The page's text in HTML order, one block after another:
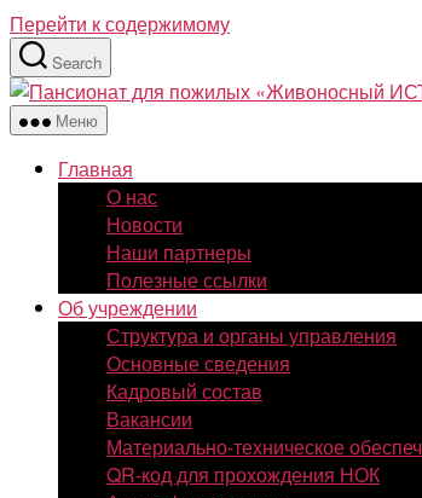
Перейти к содержимому
Search
Меню
Главная
О нас
Новости
Наши партнеры
Полезные ссылки
Об учреждении
Структура и органы управления
Основные сведения
Кадровый состав
Вакансии
Материально-техническое
QR-код для прохождения НОК